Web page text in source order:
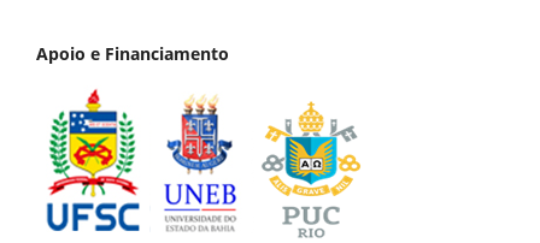
Apoio e Financiamento